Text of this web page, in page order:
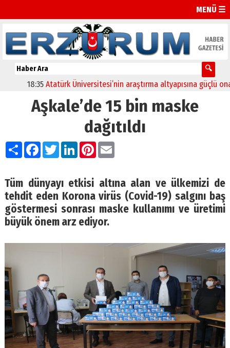
MENÜ ☰
Atatürk Üniversitesi’nin araştırma altyapısına güçlü onay
Aşkale’de 15 bin maske
dağıtıldı
PaylaşFacebook
TwitterLinkedIn
Pinterest
Email
Tüm dünyayı etkisi altına alan ve ülkemizi de
tehdit eden Korona virüs (Covid-19) salgını baş
göstermesi sonrası maske kullanımı ve üretimi
büyük önem arz ediyor.